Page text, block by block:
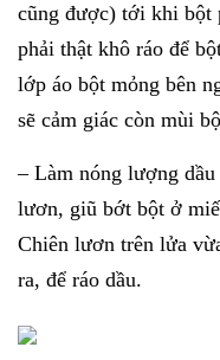
cũng được) tới khi bột
phải thật khô ráo để
lớp áo bột mỏng bên
sẽ cảm giác còn mùi
– Làm nóng lượng
lươn, giũ bớt bột ở
Chiên lươn trên lửa
ra, để ráo dầu.